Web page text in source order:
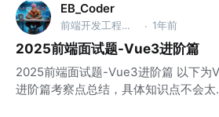
EB_Coder
前端开发工程师 @菜鸡科技有限公司 · 1年前
2025前端面试题-Vue3进阶篇
2025前端面试题-Vue3进阶篇 以下为
进阶篇考察点总结，具体知识点不会太